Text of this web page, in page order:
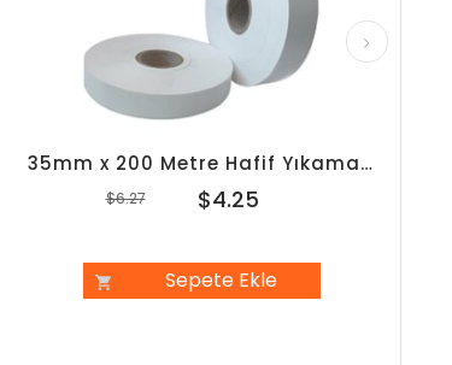
35mm x 200 Metre Hafif Yıkama Japon Akmaz
$4.25
$6.27
Sepete Ekle